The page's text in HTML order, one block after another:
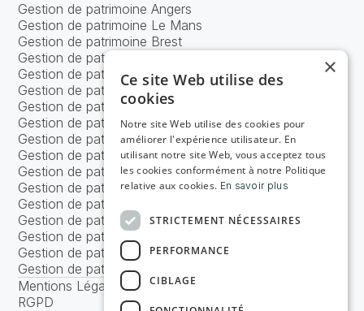
Gestion de patrimoine Angers
Gestion de patrimoine Le Mans
Gestion de patrimoine Brest
Gestion de patrimoine Caen
Gestion de patrimoine Nancy
Gestion de patrimoine Tours
Gestion de patrimoine Bordeaux
Gestion de patrimoine Lyon
Gestion de patrimoine Marseille
Gestion de patrimoine Strasbourg
Gestion de patrimoine Metz
Gestion de patrimoine Nice
Gestion de patrimoine Nantes
Gestion de patrimoine Toulouse
Gestion de patrimoine Lille
Gestion de patrimoine Rennes
Gestion de patrimoine Paris
Mentions Légales
RGPD
×
Ce site Web utilise des
cookies
Notre site Web utilise des cookies pour
améliorer l'expérience utilisateur. En
utilisant notre site Web, vous acceptez tous
les cookies conformément à notre Politique
relative aux cookies. En savoir plus
STRICTEMENT NÉCESSAIRES
PERFORMANCE
CIBLAGE